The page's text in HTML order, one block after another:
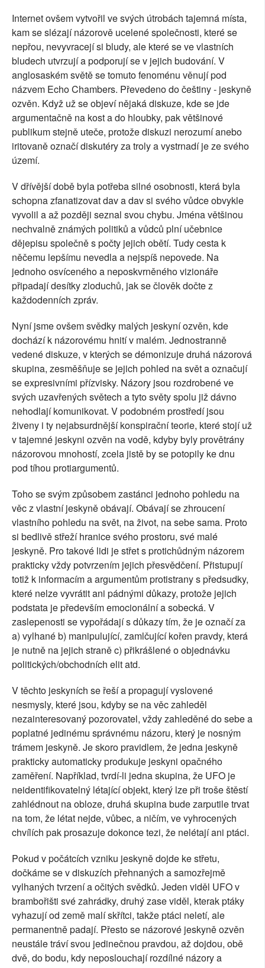
Internet ovšem vytvořil ve svých útrobách tajemná místa,
kam se slézají názorově ucelené společnosti, které se
nepřou, nevyvracejí si bludy, ale které se ve vlastních
bludech utvrzují a podporují se v jejich budování. V
anglosaském světě se tomuto fenoménu věnují pod
názvem Echo Chambers. Převedeno do češtiny - jeskyně
ozvěn. Když už se objeví nějaká diskuze, kde se jde
argumentačně na kost a do hloubky, pak většinové
publikum stejně uteče, protože diskuzi nerozumí anebo
iritovaně označí diskutéry za troly a vystrnadí je ze svého
území.
V dřívější době byla potřeba silné osobnosti, která byla
schopna zfanatizovat dav a dav si svého vůdce obvykle
vyvolil a až později seznal svou chybu. Jména většinou
nechvalně známých politiků a vůdců plní učebnice
dějepisu společně s počty jejich obětí. Tudy cesta k
něčemu lepšímu nevedla a nejspíš nepovede. Na
jednoho osvíceného a neposkvrněného vizionáře
připadají desítky zloduchů, jak se člověk dočte z
každodenních zpráv.
Nyní jsme ovšem svědky malých jeskyní ozvěn, kde
dochází k názorovému hnití v malém. Jednostranně
vedené diskuze, v kterých se démonizuje druhá názorová
skupina, zesměšňuje se jejich pohled na svět a označují
se expresivními přízvisky. Názory jsou rozdrobené ve
svých uzavřených světech a tyto světy spolu již dávno
nehodlají komunikovat. V podobném prostředí jsou
živeny i ty nejabsurdnější konspirační teorie, které stojí už
v tajemné jeskyni ozvěn na vodě, kdyby byly provětrány
názorovou mnohostí, zcela jistě by se potopily ke dnu
pod tíhou protiargumentů.
Toho se svým způsobem zastánci jednoho pohledu na
věc z vlastní jeskyně obávají. Obávají se zhroucení
vlastního pohledu na svět, na život, na sebe sama. Proto
si bedlivě střeží hranice svého prostoru, své malé
jeskyně. Pro takové lidi je střet s protichůdným názorem
prakticky vždy potvrzením jejich přesvědčení. Přistupují
totiž k informacím a argumentům protistrany s předsudky,
které nelze vyvrátit ani pádnými důkazy, protože jejich
podstata je především emocionální a sobecká. V
zaslepenosti se vypořádají s důkazy tím, že je označí za
a) vylhané b) manipulující, zamlčující kořen pravdy, která
je nutně na jejich straně c) přikrášlené o objednávku
politických/obchodních elit atd.
V těchto jeskyních se řeší a propagují vyslovené
nesmysly, které jsou, kdyby se na věc zahleděl
nezainteresovaný pozorovatel, vždy zahleděné do sebe a
poplatné jedinému správnému názoru, který je nosným
trámem jeskyně. Je skoro pravidlem, že jedna jeskyně
prakticky automaticky produkuje jeskyni opačného
zaměření. Například, tvrdí-li jedna skupina, že UFO je
neidentifikovatelný létající objekt, který lze při troše štěstí
zahlédnout na obloze, druhá skupina bude zarputile trvat
na tom, že létat nejde, vůbec, a ničím, ve vyhrocených
chvílích pak prosazuje dokonce tezi, že nelétají ani ptáci.
Pokud v počátcích vzniku jeskyně dojde ke střetu,
dočkáme se v diskuzích přehnaných a samozřejmě
vylhaných tvrzení a očitých svědků. Jeden viděl UFO v
brambořišti své zahrádky, druhý zase viděl, kterak ptáky
vyhazují od země malí skřítci, takže ptáci neletí, ale
permanentně padají. Přesto se názorové jeskyně ozvěn
neustále tráví svou jedinečnou pravdou, až dojdou, obě
dvě, do bodu, kdy neposlouchají rozdílné názory a